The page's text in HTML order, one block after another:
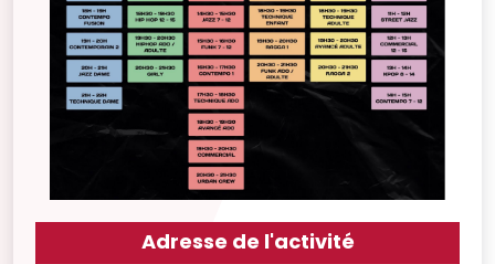
Adresse de l'activité